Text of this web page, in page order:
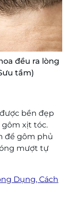
đều ra lòng
tầm)
bền đẹp
gôm xịt tóc.
để gôm phủ
mượt tự
Dụng, Cách